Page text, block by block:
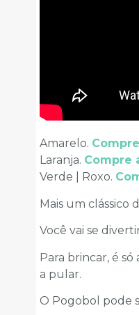
Amarelo.
Laranja. Compre
Verde | Roxo.
Mais um clássico
Você vai se
Para brincar, é
a pular.
O Pogobol pode